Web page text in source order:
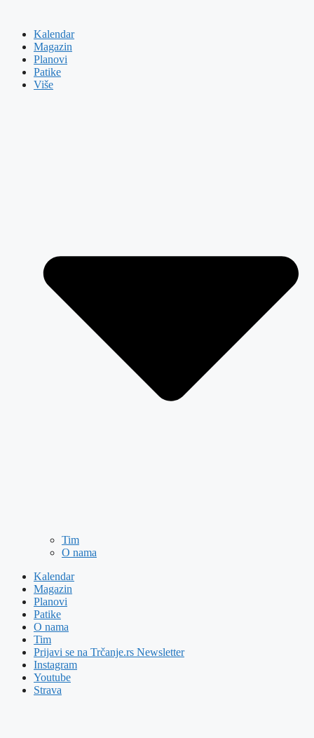
Kalendar
Magazin
Planovi
Patike
Više
Tim
O nama
Kalendar
Magazin
Planovi
Patike
O nama
Tim
Prijavi se na Trčanje.rs Newsletter
Instagram
Youtube
Strava